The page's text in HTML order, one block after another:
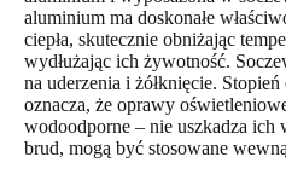
aluminium ma doskonałe
ciepła, skutecznie obniżając
wydłużając ich żywotność.
na uderzenia i żółknięcie.
oznacza, że oprawy
wodoodporne – nie uszkadza ich
brud, mogą być stosowane